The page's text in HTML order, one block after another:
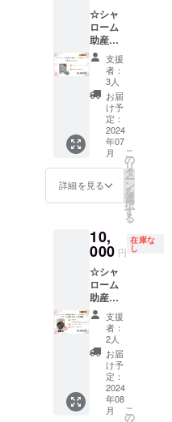
ご支援
者様に
別途ご
請求さ
せてい
ただき
ます。
●ママの
お悩み
相談 ●
メール
アドレ
記載く
ださい
●備考欄
前をご
記載く
ださい
させて
いただ
きま
す。 掲
載期
間：
2025.7
月末 ●
メール
アドレ
スをご
記載く
ださい
●備考欄
前をご
記載く
ださい
☆シャ
ローム
助産院
が提携
してい
る企業
の1連
ネック
レス＋
お礼の
メール
【限定3
個】 真
空蒸着
で特殊
な製造
イミ
テー
ション
パール
です。
本真珠
のよう
に輝き
が良
く、汗
にも強
く手入
れ不要
で普段
にお使
支援
者：
3人
お届
け予
定：
2024
年07
月
詳細を見る
こ
の
リ
タ
ー
ン
を
選
択
す
る
10,
000 円
在庫な
し
☆シャ
ローム
助産院
が提携
してい
る企業
のレ
ザーの
名刺入
れ＋お
礼の
メール
支援
者：
2人
お届
け予
定：
2024
年08
月
こ
の